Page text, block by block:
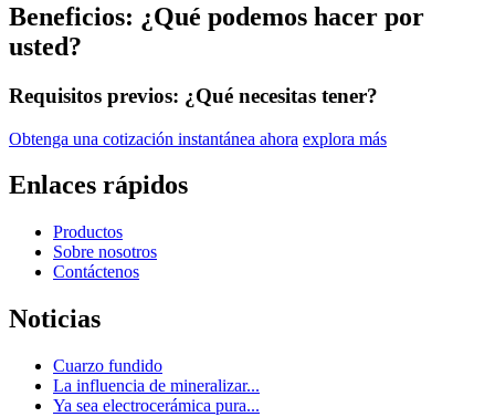
Beneficios: ¿Qué podemos hacer por
usted?
Requisitos previos: ¿Qué necesitas tener?
Obtenga una cotización instantánea ahora explora más
Enlaces rápidos
Productos
Sobre nosotros
Contáctenos
Noticias
Cuarzo fundido
La influencia de mineralizar...
Ya sea electrocerámica pura...